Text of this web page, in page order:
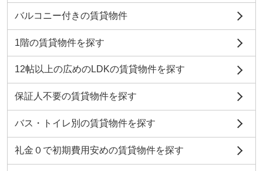
バルコニー付きの賃貸物件
1階の賃貸物件を探す
12帖以上の広めのLDKの賃貸物件を探す
保証人不要の賃貸物件を探す
バス・トイレ別の賃貸物件を探す
礼金０で初期費用安めの賃貸物件を探す